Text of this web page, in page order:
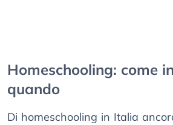
Homeschooling: come
quando
Di homeschooling in Italia